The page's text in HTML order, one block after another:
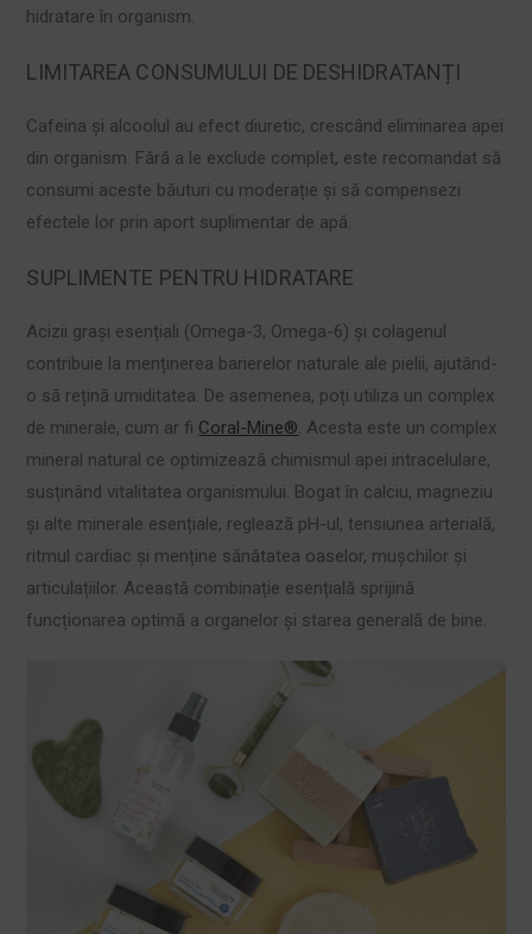
hidratare în organism.
LIMITAREA CONSUMULUI DE DESHIDRATANȚI
Cafeina și alcoolul au efect diuretic, crescând eliminarea apei
din organism. Fără a le exclude complet, este recomandat să
consumi aceste băuturi cu moderație și să compensezi
efectele lor prin aport suplimentar de apă.
SUPLIMENTE PENTRU HIDRATARE
Acizii grași esențiali (Omega-3, Omega-6) și colagenul
contribuie la menținerea barierelor naturale ale pielii, ajutând-
o să rețină umiditatea. De asemenea, poți utiliza un complex
de minerale, cum ar fi Coral-Mine®. Acesta este un complex
mineral natural ce optimizează chimismul apei intracelulare,
susținând vitalitatea organismului. Bogat în calciu, magneziu
și alte minerale esențiale, reglează pH-ul, tensiunea arterială,
ritmul cardiac și menține sănătatea oaselor, mușchilor și
articulațiilor. Această combinație esențială sprijină
funcționarea optimă a organelor și starea generală de bine.